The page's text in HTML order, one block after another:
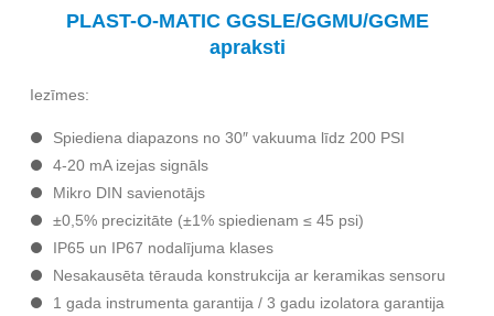
PLAST-O-MATIC GGSLE/GGMU/GGME
apraksti
Iezīmes:
Spiediena diapazons no 30″ vakuuma līdz 200 PSI
4-20 mA izejas signāls
Mikro DIN savienotājs
±0,5% precizitāte (±1% spiedienam ≤ 45 psi)
IP65 un IP67 nodalījuma klases
Nesakausēta tērauda konstrukcija ar keramikas sensoru
1 gada instrumenta garantija / 3 gadu izolatora garantija